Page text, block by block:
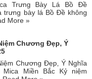
Trưng Bày Lá Bồ Đề
trưng bày lá Bồ Đề không
More »
Chương Đẹp, Ý
Chương Đẹp, Ý Nghĩa
Mica Miền Bắc Kỷ niệm